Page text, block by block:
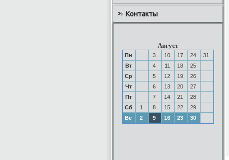
Контакты
Август
Пн 3 10 17 24
31
Вт
4 11 18
25
Ср
5 12 19
26
Чт
6 13 20
27
Пт
7 14 21
28
Сб
1 8 15 22
29
Вс
2 9 16 23 30